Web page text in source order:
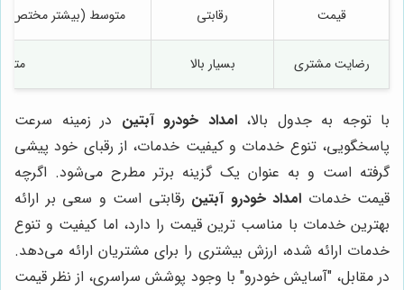
قیمت رقابتی متوسط (بیشتر مختص
رضایت مشتری بسیار بالا
با توجه به جدول بالا،امداد خودرو آبتین در زمینه سرعت
پاسخگویی، تنوع خدمات و کیفیت خدمات، از رقبای خود پیشی
گرفته است و به عنوان یک گزینه برتر مطرح می‌شود. اگرچه
قیمت خدمات امداد خودرو آبتین رقابتی است و سعی بر ارائه
بهترین خدمات با مناسب ترین قیمت را دارد، اما کیفیت و تنوع
خدمات ارائه شده، ارزش بیشتری را برای مشتریان ارائه می‌دهد.
در مقابل، "آسایش خودرو" با وجود پوشش سراسری، از نظر قیمت